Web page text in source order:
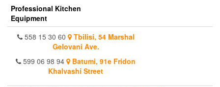
Skip
the
content
Professional Kitchen
Equipment
558 15 30 60
Tbilisi, 54 Marshal
Gelovani Ave.
599 06 98 94
Batumi, 91e Fridon
Khalvashi Street